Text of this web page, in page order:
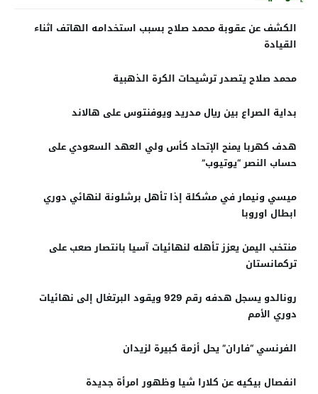
الكشف عن عقوبة محمد صلاح بسبب استخدامه الهاتف اثناء
القيادة
محمد صلاح يتصدر ترشيحات الكرة الذهبية
بداية الصراع بين ريال مدريد ويوفنتوس على هالاند
هدف كهربا يمنح الإتحاد كأس ولي العهد السعودي على
حساب النصر “يوتيوب”
ميسي ونيمار في مشكلة إذا تأهل برشلونة لنهائي دوري
ابطال اوروبا
منتخب اليمن يعزز تأهله لنهائيات آسيا بانتصار صعب على
تركمانستان
رونالدو يسجل هدفه رقم 929 ويقود البرتغال إلى نهائيات
دوري الأمم
الفرنسي “فاران” يحل أزمة كبيرة لزيدان
انفصال بيكيه عن كلارا شيا وظهور امرأة جديدة